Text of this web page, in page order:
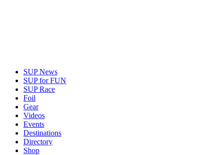
SUP News
SUP for FUN
SUP Race
Foil
Gear
Videos
Events
Destinations
Directory
Shop